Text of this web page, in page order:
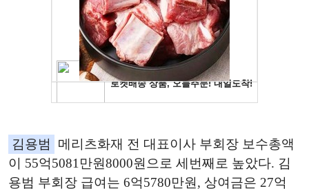
김용범
메리츠화재 전 대표이사 부회장 보수총액
이 55억5081만원8000원으로 세번째로 높았다. 김
용범 부회장 급여는 6억5780만원, 상여금은 27억